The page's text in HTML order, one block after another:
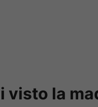
visto la